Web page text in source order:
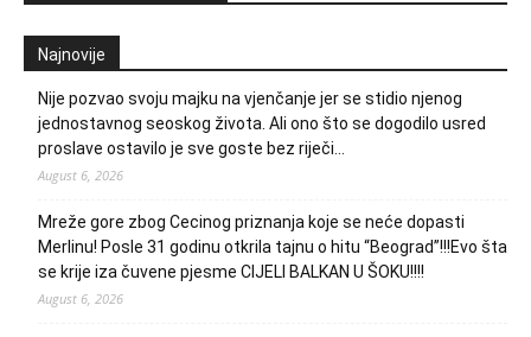
Najnovije
Nije pozvao svoju majku na vjenčanje jer se stidio njenog
jednostavnog seoskog života. Ali ono što se dogodilo usred
proslave ostavilo je sve goste bez riječi…
August 6, 2026
Mreže gore zbog Cecinog priznanja koje se neće dopasti
Merlinu! Posle 31 godinu otkrila tajnu o hitu “Beograd”!!!Evo šta
se krije iza čuvene pjesme CIJELI BALKAN U ŠOKU!!!!
August 6, 2026